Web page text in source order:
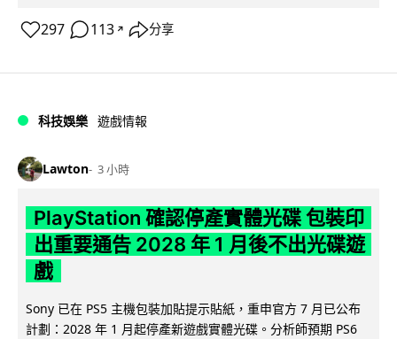
297 113 ↗ 分享
科技娛樂 遊戲情報
Lawton 3 小時
PlayStation 確認停產實體光碟 包裝印
出重要通告 2028 年 1 月後不出光碟遊
戲
Sony 已在 PS5 主機包裝加貼提示貼紙，重申官方 7 月已公布
計劃：2028 年 1 月起停產新遊戲實體光碟。分析師預期 PS6